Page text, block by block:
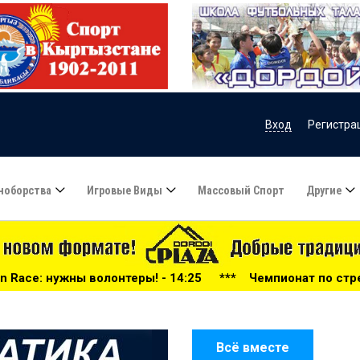
Вход
Игровые Виды Массовый Спорт Другие
- 14:25 ***Чемпионат по стрельбе среди
Всё вместе